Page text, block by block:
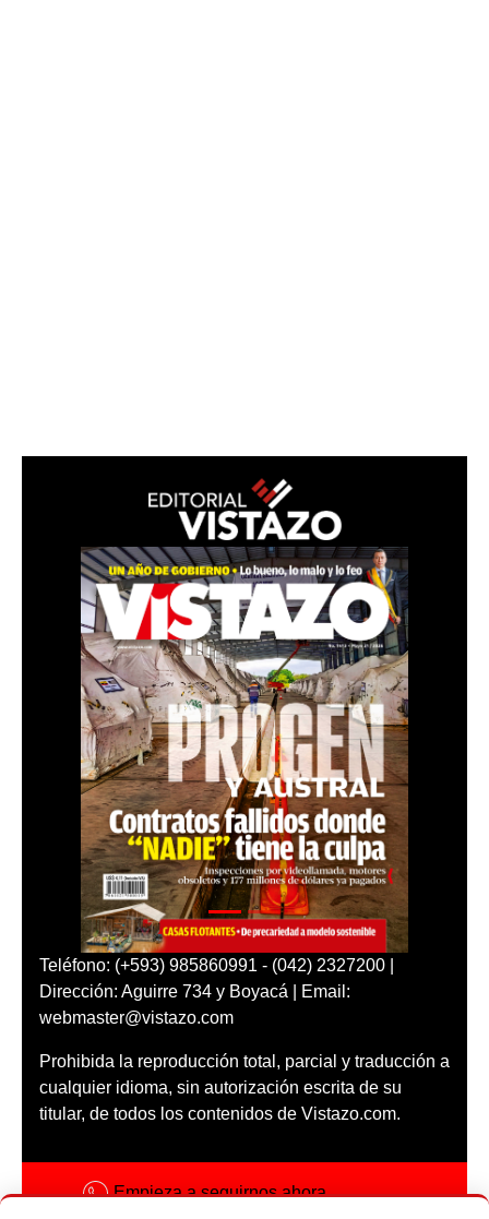
Teléfono: (+593) 985860991 - (042) 2327200 |
Dirección: Aguirre 734 y Boyacá | Email:
webmaster@vistazo.com
Prohibida la reproducción total, parcial y traducción a
cualquier idioma, sin autorización escrita de su
titular, de todos los contenidos de Vistazo.com.
Empieza a seguirnos ahora